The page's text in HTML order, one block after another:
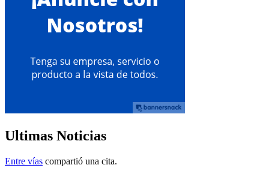
Ultimas Noticias
Entre vías compartió una cita.